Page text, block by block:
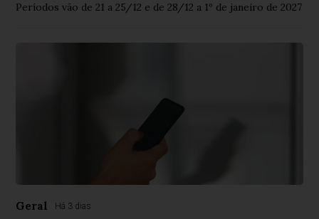
Períodos vão de 21 a 25/12 e de 28/12 a 1º de janeiro de 2027
Geral Há 3 dias